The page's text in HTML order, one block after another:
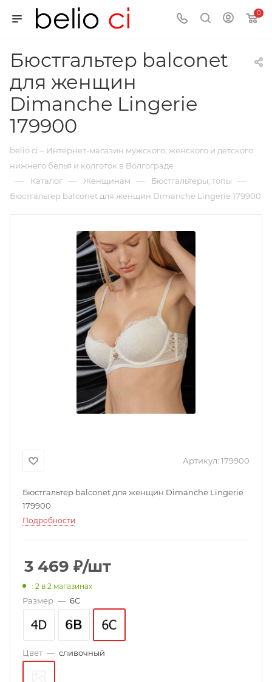
0
Бюстгальтер balconet
для женщин
Dimanche Lingerie
179900
belio ci – Интернет-магазин мужского, женского и детского
нижнего белья и колготок в Волгограде
— Каталог — Женщинам — Бюстгальтеры, топы —
Бюстгальтер balconet для женщин Dimanche Lingerie 179900
Артикул: 179900
Бюстгальтер balconet для женщин Dimanche Lingerie
179900
Подробности
3 469 ₽/шт
: 2 в 2 магазинах
Размер — 6C
Цвет — сливочный